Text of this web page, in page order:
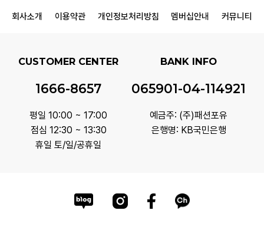
회사소개 이용약관 개인정보처리방침 멤버십안내 커뮤니티
CUSTOMER CENTER
1666-8657
평일 10:00 ~ 17:00
점심 12:30 ~ 13:30
휴일 토/일/공휴일
BANK INFO
065901-04-114921
예금주: (주)패션포유
은행명: KB국민은행